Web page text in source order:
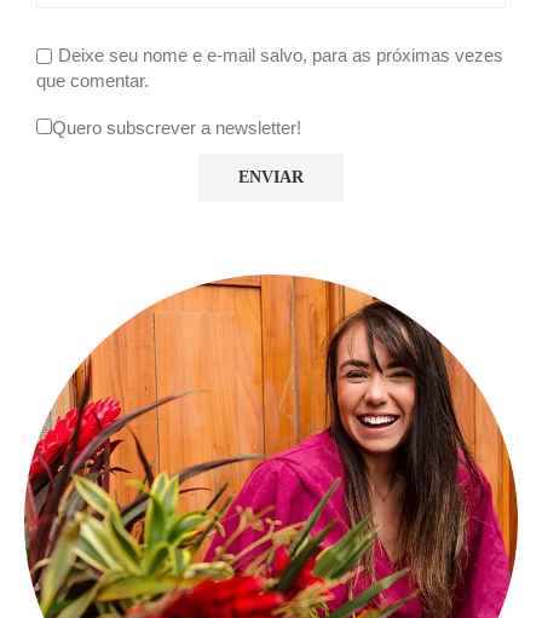
Deixe seu nome e e-mail salvo, para as próximas vezes
que comentar.
Quero subscrever a newsletter!